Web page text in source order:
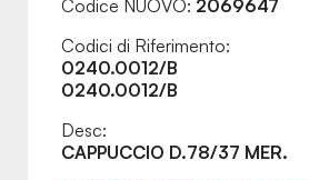
Codice NUOVO: 2069647
Codici di Riferimento:
0240.0012/B
0240.0012/B
Desc:
CAPPUCCIO D.78/37 MER.